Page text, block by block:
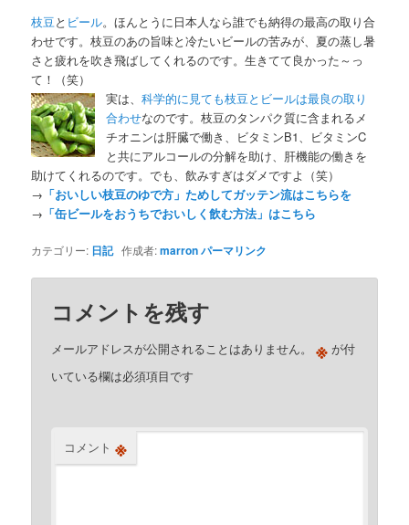
枝豆と ビール。ほんとうに日本人なら誰でも納得の最高の取り合
わせです。枝豆のあの旨味と冷たいビールの苦みが、夏の蒸し暑
さと疲れを吹き飛ばしてくれるのです。生きてて良かった～っ
て！（笑）
実は、科学的に見ても枝豆とビールは最良の取り
合わせなのです。枝豆のタンパク質に含まれるメ
チオニンは肝臓で働き、ビタミンB1、ビタミンC
と共にアルコールの分解を助け、肝機能の働きを
助けてくれるのです。でも、飲みすぎはダメですよ（笑）
→ 「おいしい枝豆のゆで方」ためしてガッテン流はこちらを
→ 「缶ビールをおうちでおいしく飲む方法」はこちら
カテゴリー: 日記作成者:marronパーマリンク
コメントを残す
メールアドレスが公開されることはありません。 ※ が付
いている欄は必須項目です
コメント ※